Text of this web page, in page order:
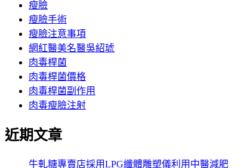
瘦臉
瘦臉手術
瘦臉注意事項
網紅醫美名醫吳紹琥
肉毒桿菌
肉毒桿菌價格
肉毒桿菌副作用
肉毒瘦臉注射
近期文章
牛軋糖專賣店採用LPG纖體雕塑儀利用中醫減肥